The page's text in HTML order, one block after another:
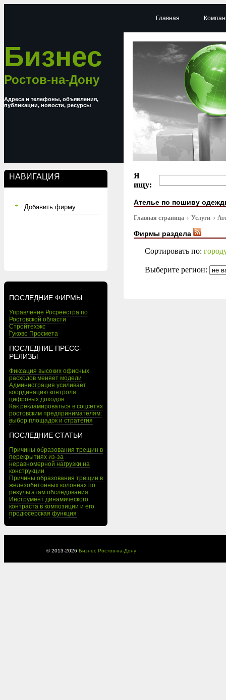
Бизнес
Ростов-на-Дону
Адреса и телефоны, объявления,
публикации, новости, ресурсы
НАВИГАЦИЯ
Добавить фирму
ПОСЛЕДНИЕ ФИРМЫ
Управление Росреестра по
Ростовской области
Стройтехэкс
Гуково Просмета
ПОСЛЕДНИЕ ПРЕСС-
РЕЛИЗЫ
Фиксация высоких офисных
расходов меняет модели
Администрация усиливает
координацию контроля
цифровых доходов
Как рекламироваться в соцсетях
ростовским предпринимателям:
выбор площадок и стратегия
ПОСЛЕДНИЕ СТАТЬИ
Причины образования трещин в
перекрытиях из-за
неравномерной нагрузки на
конструкции
Причины образования трещин в
железобетонных колоннах по
результатам обследования
Инструмент динамического
контраста в композиции и его
продюсерская функция
Главная
Я
ищу:
Ателье по пошиву
Главная страница Услуги
Фирмы раздела
Сортировать по:
Выберите регион:
© 2013-2026 Бизнес Ростов-на-Дону